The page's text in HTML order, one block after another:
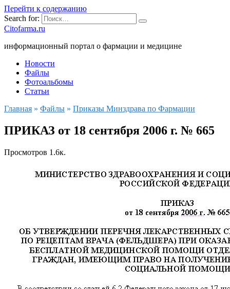
Перейти к содержанию
Search for:
Citofarma.ru
информационный портал о фармации и медицине
Новости
Файлы
Фотоальбомы
Статьи
Главная » Файлы » Приказы Минздрава по Фармации
ПРИКАЗ от 18 сентября 2006 г. № 665
Просмотров 1.6к.